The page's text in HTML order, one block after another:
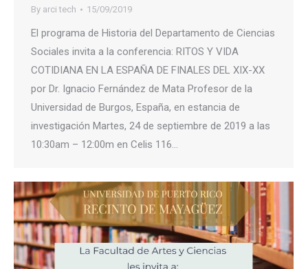
By arci tech 15/09/2019
El programa de Historia del Departamento de Ciencias
Sociales invita a la conferencia: RITOS Y VIDA
COTIDIANA EN LA ESPAÑA DE FINALES DEL XIX-XX
por Dr. Ignacio Fernández de Mata Profesor de la
Universidad de Burgos, España, en estancia de
investigación Martes, 24 de septiembre de 2019 a las
10:30am – 12:00m en Celis 116…